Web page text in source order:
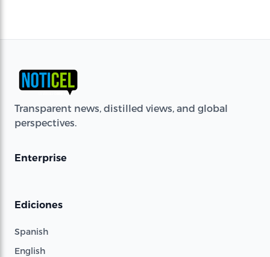
Transparent news, distilled views, and global
perspectives.
Enterprise
Ediciones
Spanish
English